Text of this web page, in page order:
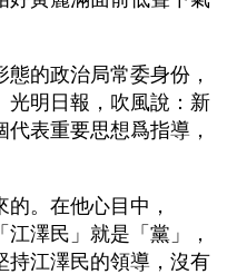
的政治局常委身份，
光明日報，吹風說：新
表重要思想爲指導，
。在他心目中，
江澤民」就是「黨」，
持江澤民的領導，沒有